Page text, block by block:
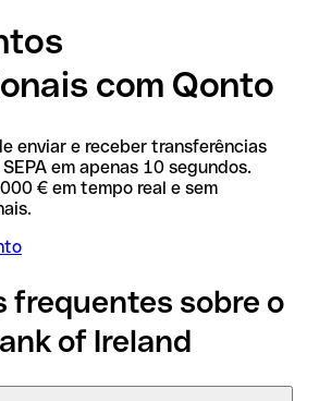
com Qonto
enviar e receber transferências
em apenas 10 segundos.
€ em tempo real e sem
frequentes sobre o
of Ireland